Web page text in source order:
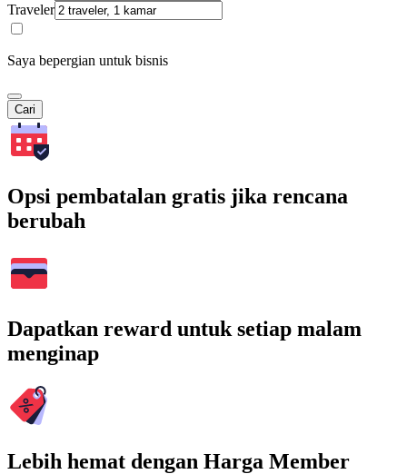
Traveler
Saya bepergian untuk bisnis
Cari
Opsi pembatalan gratis jika rencana
berubah
Dapatkan reward untuk setiap malam
menginap
Lebih hemat dengan Harga Member